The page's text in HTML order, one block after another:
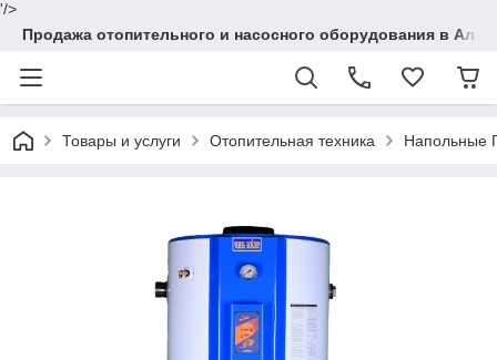
'/>
Продажа отопительного и насосного оборудования в
Товары и услуги Отопительная техника Напольные